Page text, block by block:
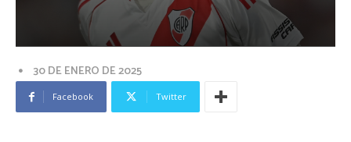
30 DE ENERO DE 2025
Facebook Twitter